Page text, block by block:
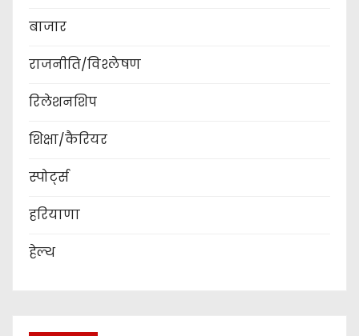
बाजार
राजनीति/विश्लेषण
रिलेशनशिप
शिक्षा/कैरियर
स्पोर्ट्स
हरियाणा
हेल्थ